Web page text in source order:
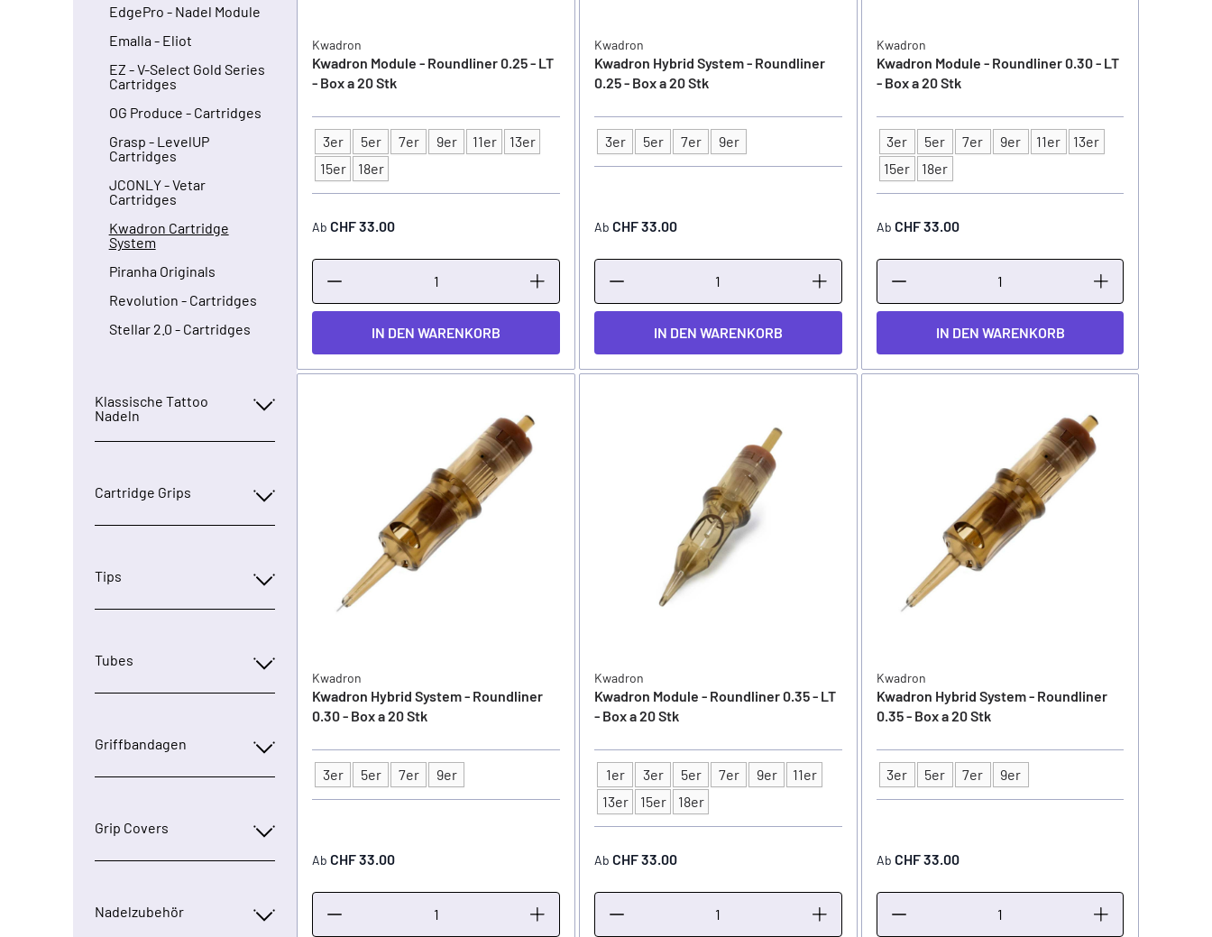
EdgePro - Nadel Module
Emalla - Eliot
EZ - V-Select Gold Series
Cartridges
OG Produce - Cartridges
Grasp - LevelUP
Cartridges
JCONLY - Vetar
Cartridges
Kwadron Cartridge
System
Piranha Originals
Revolution - Cartridges
Stellar 2.0 - Cartridges
Klassische Tattoo
Nadeln
Cartridge Grips
Tips
Tubes
Griffbandagen
Grip Covers
Nadelzubehör
Kwadron
Kwadron Module - Roundliner 0.25 - LT
- Box a 20 Stk
Typ
3er 5er 7er 9er 11er
13er
15er
18er
Ab CHF 33.00
IN DEN WARENKORB
Kwadron
Kwadron Hybrid System - Roundliner
0.25 - Box a 20 Stk
Typ
3er 5er 7er 9er
Ab CHF 33.00
IN DEN WARENKORB
Kwadron
Kwadron Module - Roundliner 0.30 - LT
- Box a 20 Stk
Typ
3er 5er 7er 9er 11er
13er
15er
18er
Ab CHF 33.00
IN DEN WARENKORB
Kwadron
Kwadron Hybrid System - Roundliner
0.30 - Box a 20 Stk
Typ
3er 5er 7er 9er
Ab CHF 33.00
Kwadron
Kwadron Module - Roundliner 0.35 - LT
- Box a 20 Stk
Typ
1er 3er 5er 7er 9er
11er
13er
15er 18er
Ab CHF 33.00
Kwadron
Kwadron Hybrid System - Roundliner
0.35 - Box a 20 Stk
Typ
3er 5er 7er 9er
Ab CHF 33.00